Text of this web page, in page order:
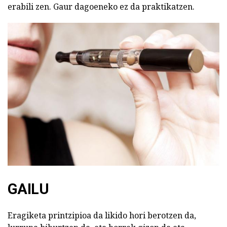
erabili zen. Gaur dagoeneko ez da praktikatzen.
GAILU
Eragiketa printzipioa da likido hori berotzen da,